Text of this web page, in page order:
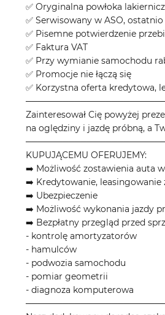
✅ Oryginalna powłoka
✅ Serwisowany w ASO,
✅ Pisemne potwierdzenie
✅ Faktura VAT
✅ Przy wymianie samochodu
✅ Promocje nie łączą się
✅ Korzystna oferta kredytowa,
Zainteresował Cię powyżej
na oględziny i jazdę próbną, a
KUPUJĄCEMU OFERUJEMY:
➡️ Możliwość zostawienia auta
➡️ Kredytowanie, leasingowanie
➡️ Ubezpieczenie
➡️ Możliwość wykonania jazdy
➡️ Bezpłatny przegląd przed
- kontrolę amortyzatorów
- hamulców
- podwozia samochodu
- pomiar geometrii
- diagnoza komputerowa